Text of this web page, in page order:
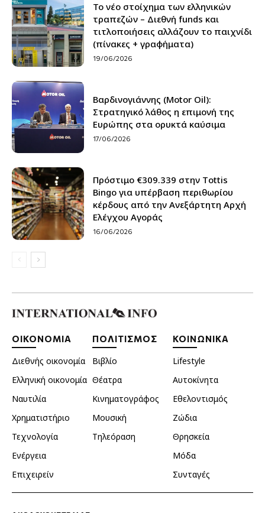
Το νέο στοίχημα των ελληνικών
τραπεζών – Διεθνή funds και
τιτλοποιήσεις αλλάζουν το παιχνίδι
(πίνακες + γραφήματα)
19/06/2026
Βαρδινογιάννης (Motor Oil):
Στρατηγικό λάθος η επιμονή της
Ευρώπης στα ορυκτά καύσιμα
17/06/2026
Πρόστιμο €309.339 στην Τottis
Bingo για υπέρβαση περιθωρίου
κέρδους από την Ανεξάρτητη Αρχή
Ελέγχου Αγοράς
16/06/2026
ΟΙΚΟΝΟΜΙΑ
Διεθνής οικονομία
Ελληνική οικονομία
Ναυτιλία
Χρηματιστήριο
Τεχνολογία
Ενέργεια
Επιχειρείν
ΠΟΛΙΤΙΣΜΟΣ
Βιβλίο
Θέατρα
Κινηματογράφος
Μουσική
Τηλεόραση
ΚΟΙΝΩΝΙΚΑ
Lifestyle
Αυτοκίνητα
Εθελοντισμός
Ζώδια
Θρησκεία
Μόδα
Συνταγές